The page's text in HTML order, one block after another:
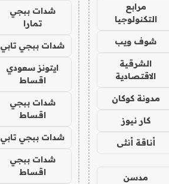
مرابع
التكنولوجيا
شوف ويب
الشرقية
الاقتصادية
مدونة كوكان
كار نيوز
أناقة أنثى
مدسن
شدات ببجي
تمارا
شدات ببجي تابي
ايتونز سعودي
اقساط
شدات ببجي
اقساط
شدات ببجي تابي
شدات ببجي
اقساط